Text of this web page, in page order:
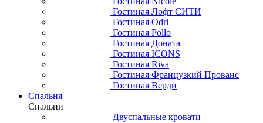
Гостиная Лофт СИТИ
Гостиная Odri
Гостиная Pollo
Гостиная Доната
Гостиная ICONS
Гостиная Riva
Гостиная Французкий Прованс
Гостиная Верди
Спальня
Спальни
Двуспальные кровати